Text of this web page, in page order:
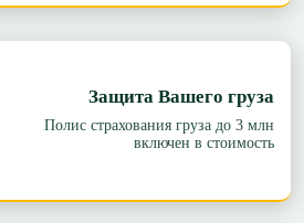
Защита Вашего груза
Полис страхования груза до 3 млн
включен в стоимость